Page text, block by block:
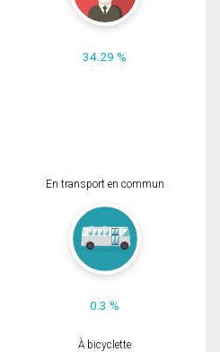
34.29 %
En transport en commun
0.3 %
À bicyclette